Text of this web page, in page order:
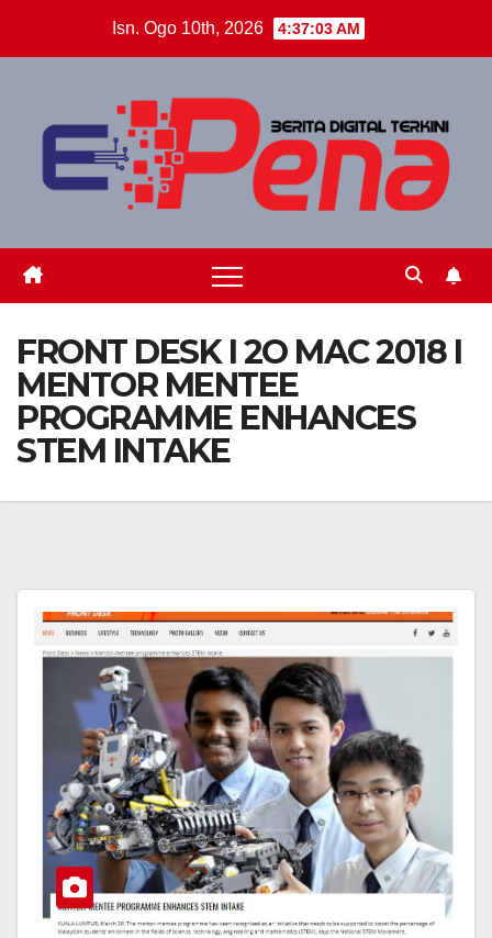
Isn. Ogo 10th, 2026 4:37:04 AM
FRONT DESK I 2O MAC 2018 I
MENTOR MENTEE
PROGRAMME ENHANCES
STEM INTAKE